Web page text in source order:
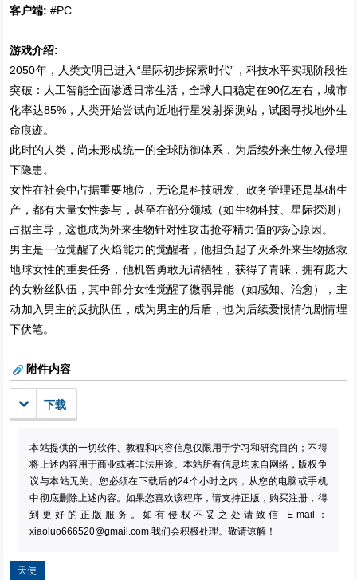
客户端: #PC
游戏介绍:
2050年，人类文明已进入“星际初步探索时代”，科技水平实现阶段性
突破：人工智能全面渗透日常生活，全球人口稳定在90亿左右，城市
化率达85%，人类开始尝试向近地行星发射探测站，试图寻找地外生
命痕迹。
此时的人类，尚未形成统一的全球防御体系，为后续外来生物入侵埋
下隐患。
女性在社会中占据重要地位，无论是科技研发、政务管理还是基础生
产，都有大量女性参与，甚至在部分领域（如生物科技、星际探测）
占据主导，这也成为外来生物针对性攻击抢夺精力值的核心原因。
男主是一位觉醒了火焰能力的觉醒者，他担负起了灭杀外来生物拯救
地球女性的重要任务，他机智勇敢无谓牺牲，获得了青睐，拥有庞大
的女粉丝队伍，其中部分女性觉醒了微弱异能（如感知、治愈），主
动加入男主的反抗队伍，成为男主的后盾，也为后续爱恨情仇剧情埋
下伏笔。
附件内容
下载
本站提供的一切软件、教程和内容信息仅限用于学习和研究目的；不得
将上述内容用于商业或者非法用途。本站所有信息均来自网络，版权争
议与本站无关。您必须在下载后的24个小时之内，从您的电脑或手机
中彻底删除上述内容。如果您喜欢该程序，请支持正版，购买注册，得
到更好的正版服务。如有侵权不妥之处请致信 E-mail：
xiaoluo666520@gmail.com 我们会积极处理。敬请谅解！
天使